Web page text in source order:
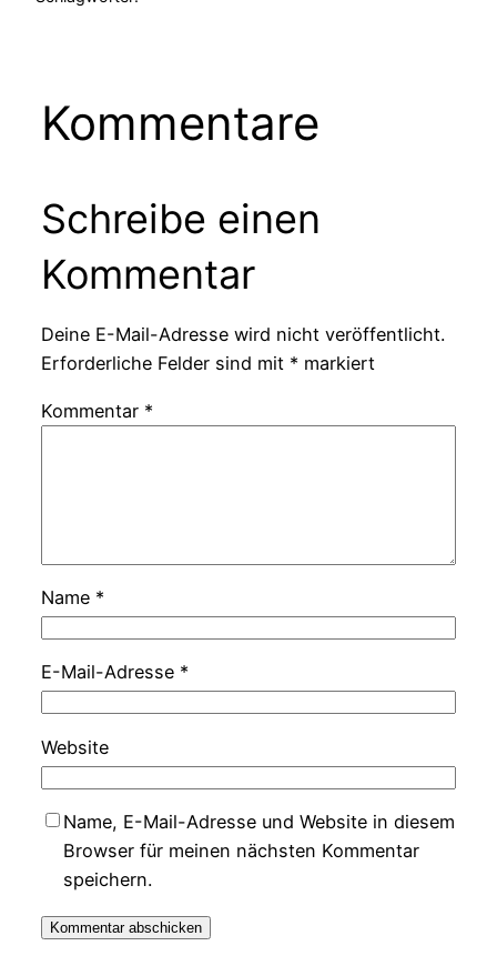
Kommentare
Schreibe einen
Kommentar
Deine E-Mail-Adresse wird nicht veröffentlicht.
Erforderliche Felder sind mit * markiert
Kommentar *
Name *
E-Mail-Adresse *
Website
Name, E-Mail-Adresse und Website in diesem
Browser für meinen nächsten Kommentar
speichern.